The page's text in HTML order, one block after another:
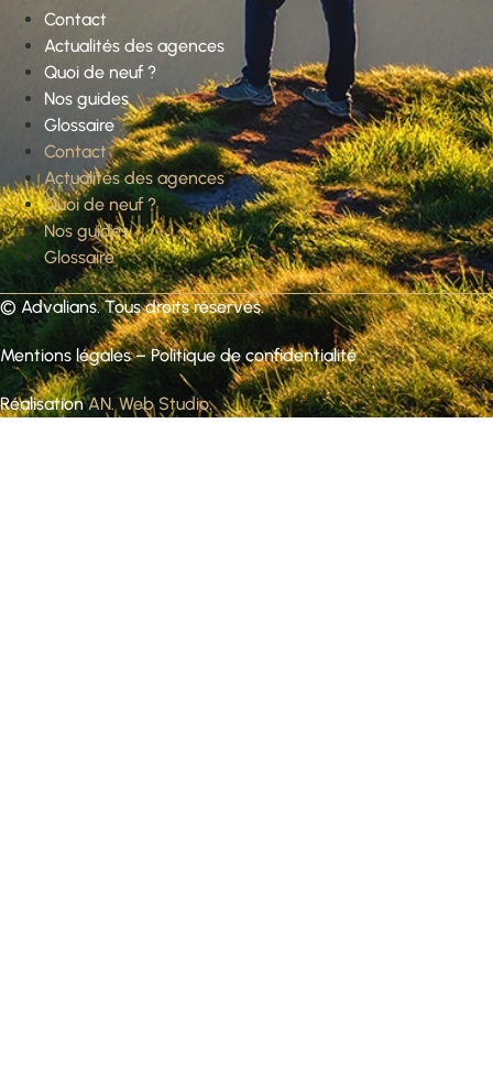
Contact
Actualités des agences
Quoi de neuf ?
Nos guides
Glossaire
Contact
Actualités des agences
Quoi de neuf ?
Nos guides
Glossaire
© Advalians. Tous droits réservés.
Mentions légales–Politique de confidentialité
RéalisationAN. Web Studio.